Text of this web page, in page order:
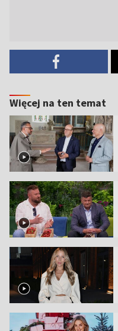
Więcej na ten temat